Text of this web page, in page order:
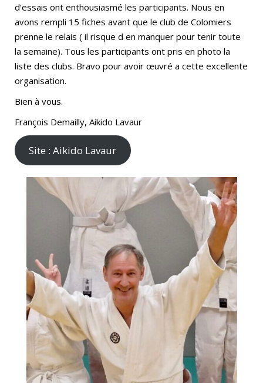
d’essais ont enthousiasmé les participants. Nous en
avons rempli 15 fiches avant que le club de Colomiers
prenne le relais ( il risque d en manquer pour tenir toute
la semaine). Tous les participants ont pris en photo la
liste des clubs. Bravo pour avoir œuvré a cette excellente
organisation.
Bien à vous.
François Demailly, Aikido Lavaur
Site : Aikido Lavaur